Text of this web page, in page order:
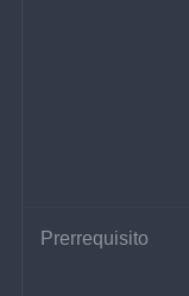
Prerrequisito